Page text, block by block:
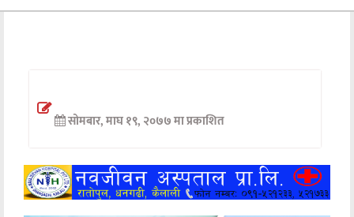
अन्तर्वार्ता
खेलकुद
मनोरञ्जन
सोमबार, माघ १९, २०७७ मा प्रकाशित